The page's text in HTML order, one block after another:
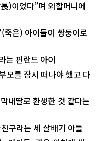
)이었다”며 외할머니에
은) 아이들이 쌍둥이로
는 핀란드 아이
모를 잠시 떠나야 했고 다
내딸로 환생한 것 같다는
구라는 세 살배기 아들